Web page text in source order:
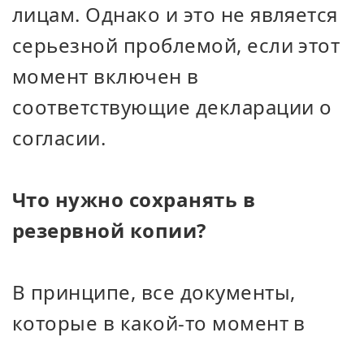
лицам. Однако и это не является
серьезной проблемой, если этот
момент включен в
соответствующие декларации о
согласии.
Что нужно сохранять в
резервной копии?
В принципе, все документы,
которые в какой-то момент в